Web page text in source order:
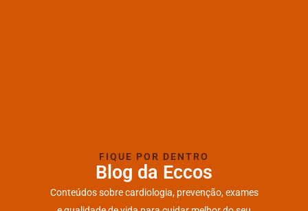
FIQUE POR DENTRO
Blog da Eccos
Conteúdos sobre cardiologia, prevenção, exames